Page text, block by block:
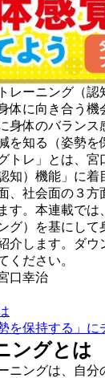
レーニング（
体に向き合う機
身体のバラン
を知る（姿勢を
トレ」とは、宮
知）機能」に着
、社会面の３方
す。本連載では
グ）を基にして
介します。ダウ
ください。
口幸治
を保持する」に
ングとは
ニングは、自分